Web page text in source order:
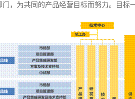
，为共同的产品经营目标而努力。目标